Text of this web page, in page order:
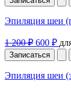
Эпиляция шеи
1 200 ₽ 600 ₽
Записаться
Эпиляция шеи